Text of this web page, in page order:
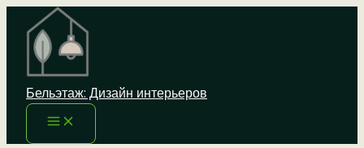
Перейти
содержимому
Бельэтаж: Дизайн интерьеров